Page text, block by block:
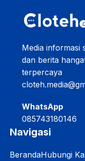
Media informasi
dan berita
terpercaya
WhatsApp
085743180146
Navigasi
BerandaHubungi